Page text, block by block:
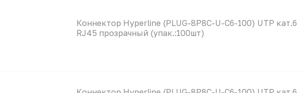
Коннектор Hyperline (PLUG-8P8C-U-C6-100) UTP кат.6
RJ45 прозрачный (упак.:100шт)